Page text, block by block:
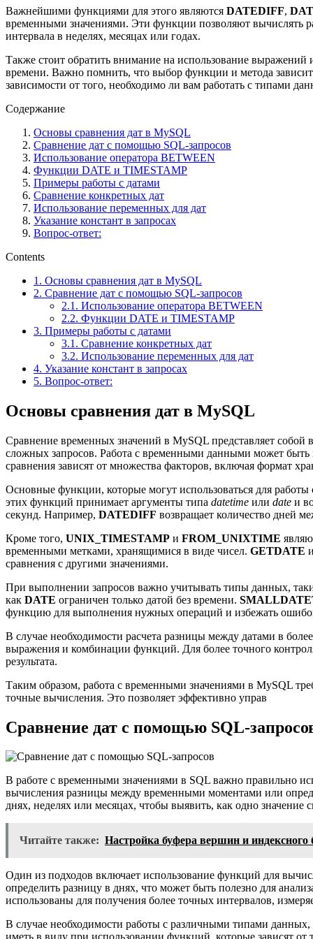
Важнейшими функциями для этого являются DATEDIFF,
временными значениями. Эти функции позволяют вычислять
интервала в неделях, месяцах или годах.
Также стоит обратить внимание на использование выражений
времени. Важно помнить, что выбор функции и метода
зависимости от того, необходимо ли вам работать с типами
Содержание
Основы сравнения дат в MySQL
Сравнение дат с помощью SQL-запросов
Использование оператора BETWEEN
Функции DATE и TIMESTAMP
Примеры работы с датами
Сравнение конкретных дат
Использование переменных для дат
Указание констант в запросах
Вопрос-ответ:
Contents
1. Основы сравнения дат в MySQL
2. Сравнение дат с помощью SQL-запросов
2.1. Использование оператора BETWEEN
2.2. Функции DATE и TIMESTAMP
3. Примеры работы с датами
3.1. Сравнение конкретных дат
3.2. Использование переменных для дат
4. Указание констант в запросах
5. Вопрос-ответ:
Основы сравнения дат в MySQL
Сравнение временных значений в MySQL представляет
сложных запросов. Работа с временными данными может быть
сравнения зависят от множества факторов, включая формат
Основные функции, которые могут использоваться для
этих функций принимает аргументы типа datetime или date и
секунд. Например, DATEDIFF возвращает количество дней
Кроме того, UNIX_TIMESTAMP и FROM_UNIXTIME
временными метками, хранящимися в виде чисел. GETDATE
сравнения с другими значениями.
При выполнении запросов важно учитывать типы данных,
как DATE ограничен только датой без времени.
функцию для выполнения нужных операций и избежать
В случае необходимости расчета разницы между датами в
выражения и комбинации функций. Для более точного
результата.
Таким образом, работа с временными значениями в MySQL
точные вычисления. Это позволяет эффективно управ
Сравнение дат с помощью SQL-
В работе с временными значениями в SQL важно правильно
вычисления разницы между временными моментами или
днях, неделях или месяцах, чтобы выявить, как одно значение
Читайте также: Настройка буфера вершин и
Один из подходов включает использование функций для
определить разницу в днях, что может быть полезно для
использованы для получения более точных интервалов,
В случае необходимости работы с различными типами